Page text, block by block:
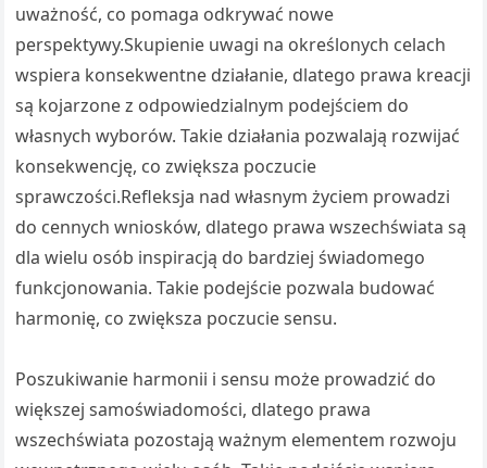
uważność, co pomaga odkrywać nowe
perspektywy.Skupienie uwagi na określonych celach
wspiera konsekwentne działanie, dlatego prawa kreacji
są kojarzone z odpowiedzialnym podejściem do
własnych wyborów. Takie działania pozwalają rozwijać
konsekwencję, co zwiększa poczucie
sprawczości.Refleksja nad własnym życiem prowadzi
do cennych wniosków, dlatego prawa wszechświata są
dla wielu osób inspiracją do bardziej świadomego
funkcjonowania. Takie podejście pozwala budować
harmonię, co zwiększa poczucie sensu.
Poszukiwanie harmonii i sensu może prowadzić do
większej samoświadomości, dlatego prawa
wszechświata pozostają ważnym elementem rozwoju